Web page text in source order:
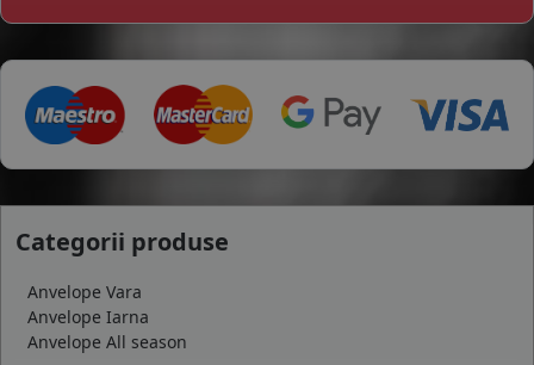
Categorii produse
Anvelope Vara
Anvelope Iarna
Anvelope All season